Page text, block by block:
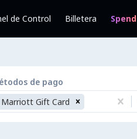
de Control Billetera Spend
de pago
Marriott Gift Card